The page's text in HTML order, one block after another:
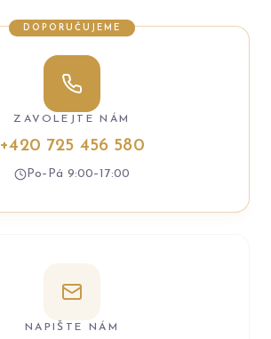
DOPORUČUJEME
ZAVOLEJTE NÁM
+420 725 456 580
Po–Pá 9:00–17:00
NAPIŠTE NÁM